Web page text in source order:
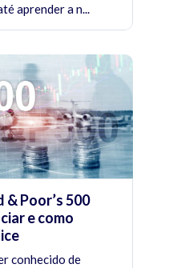
aprender a n...
& Poor’s 500
e como
conhecido de